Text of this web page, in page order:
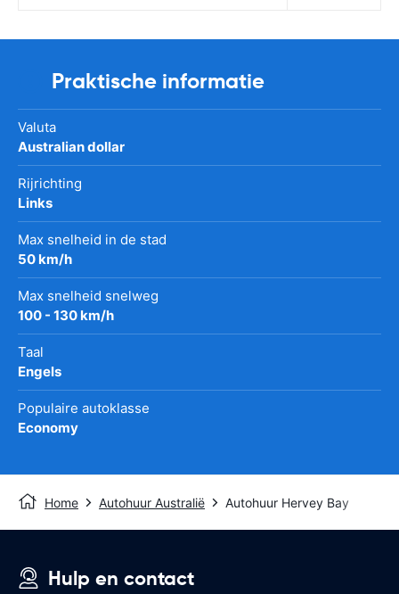
Praktische informatie
Valuta
Australian dollar
Rijrichting
Links
Max snelheid in de stad
50 km/h
Max snelheid snelweg
100 - 130 km/h
Taal
Engels
Populaire autoklasse
Economy
Home Autohuur Australië Autohuur Hervey Bay
Hulp en contact